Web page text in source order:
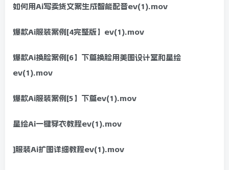
如何用Ai写卖货文案生成智能配音ev(1).mov
爆款Ai服装案例[4完整版】ev(1).mov
爆款Ai换脸案例[6】下篇换脸用美图设计室和星绘
ev(1).mov
爆款Ai服装案例[5】下篇ev(1).mov
星绘Ai一键穿衣教程ev(1).mov
]服装Ai扩图详细教程ev(1).mov